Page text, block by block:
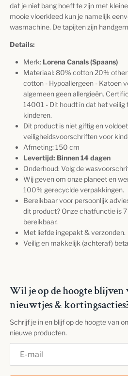
dat je niet bang hoeft te zijn met
mooie vloerkleed kun je namelijk
wasmachine. De tapijten zijn
Details:
Merk: Lorena Canals (Spaans)
Materiaal: 80% cotton 20%
cotton - Hypoallergeen - Katoen
algemeen geen allergieën.
14001 - Dit houdt in dat het veilig
kinderen.
Dit product is niet giftig en
veiligheidsvoorschriften voor
Afmeting: 150 cm
Levertijd: Binnen 14 dagen
Onderhoud: Volg de
Wij geven om onze planeet en
100% gerecyclde
Bereikbaar voor persoonlijk
dit product? Onze chatfunctie is
bereikbaar.
Met liefde ingepakt & verzonden.
Veilig en makkelijk (achteraf)
Wil je op de hoogte blijven
nieuwtjes &
Schrijf je in en blijf op de hoogte van
nieuwe producten.